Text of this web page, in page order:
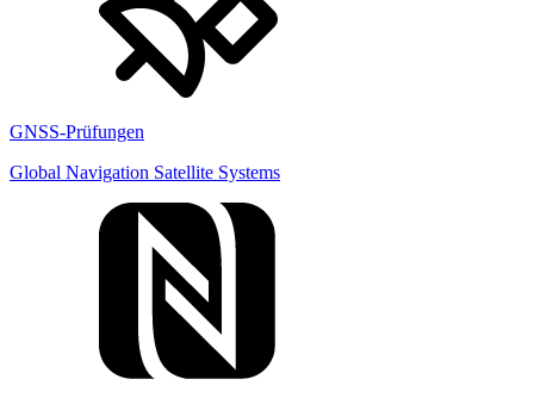
GNSS-Prüfungen
Global Navigation Satellite Systems